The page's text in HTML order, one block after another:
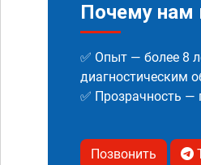
Почему нам
✅ Опыт — более 8
диагностическим
✅ Прозрачность —
Позвонить